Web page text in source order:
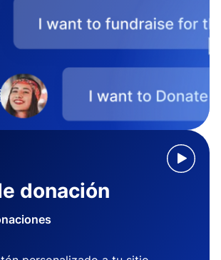
donación